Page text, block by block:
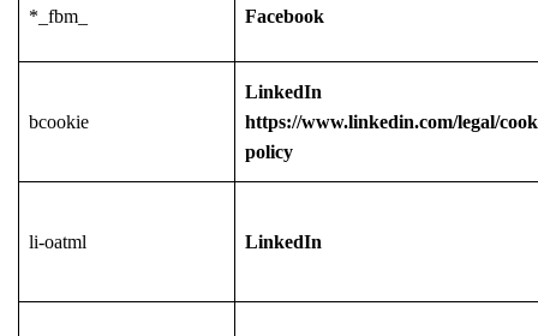
*_fbm_ Facebook
bcookie
LinkedIn
https://www.linkedin.com/legal/
policy
li-oatml LinkedIn